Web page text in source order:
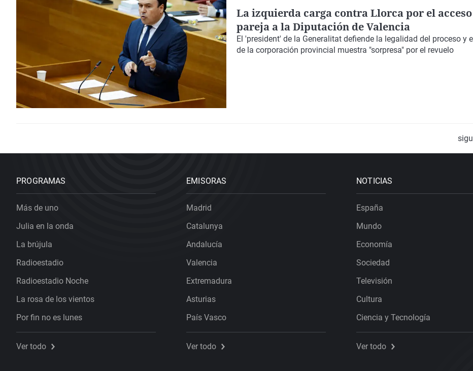
La izquierda carga contra Llorca por el acceso
pareja a la Diputación de Valencia
El 'president' de la Generalitat defiende la legalidad del proceso y
de la corporación provincial muestra "sorpresa" por el revuelo
PROGRAMAS
Más de uno
Julia en la onda
La brújula
Radioestadio
Radioestadio Noche
La rosa de los vientos
Por fin no es lunes
Ver todo
EMISORAS
Madrid
Catalunya
Andalucía
Valencia
Extremadura
Asturias
País Vasco
Ver todo
NOTICIAS
España
Mundo
Economía
Sociedad
Televisión
Cultura
Ciencia y Tecnología
Ver todo